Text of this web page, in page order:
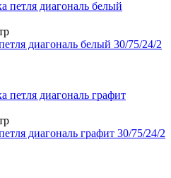
диагональ белый 30/75/24/2
диагональ графит 30/75/24/2